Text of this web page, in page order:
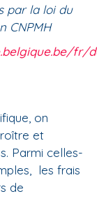
par la loi du
CNPMH
fr/
on
et
Parmi celles-
les frais
de